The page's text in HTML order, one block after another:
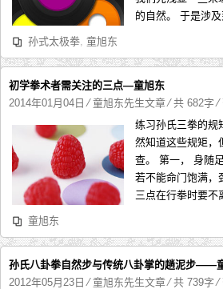
的自然。 于是涉
孙式太极拳, 童旭东
初学拳术者需关注的三点—童旭东
2014年01月04日 ⁄童旭东先生文章⁄ 共 682字⁄
练习孙氏三拳的规
然知道这些规矩，
查。 第一， 身随
若不能命门饱满，
三点在行拳时要不
童旭东
孙氏八卦拳自然步与传统八卦掌的趟泥步——
2012年05月23日 ⁄童旭东先生文章⁄ 共 739字⁄